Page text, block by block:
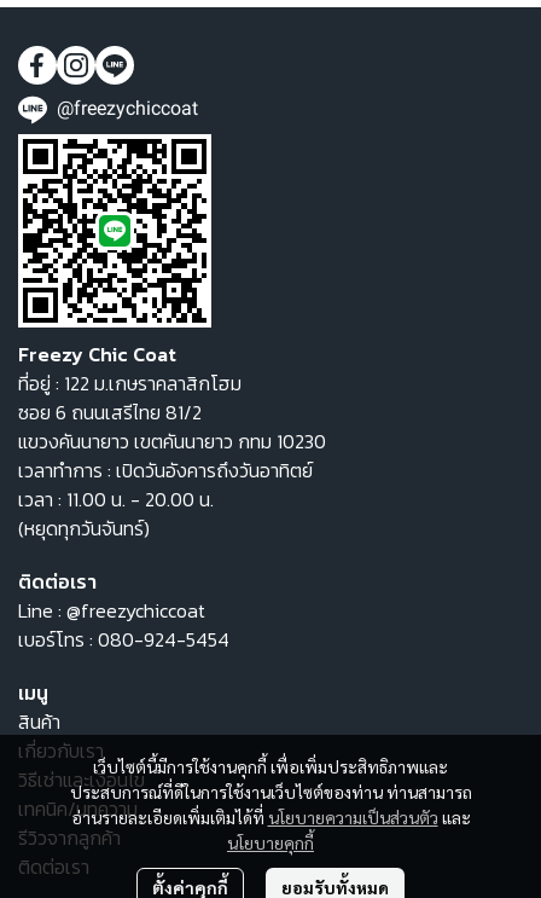
เว็บไซต์นี้มีการใช้งานคุกกี้ เพื่อเพิ่มประสิทธิภาพและ
ประสบการณ์ที่ดีในการใช้งานเว็บไซต์ของท่าน ท่านสามารถ
อ่านรายละเอียดเพิ่มเติมได้ที่ นโยบายความเป็นส่วนตัว และ
นโยบายคุกกี้
ตั้งค่าคุกกี้ ยอมรับทั้งหมด
@freezychiccoat
Freezy Chic Coat
ที่อยู่ : 122 ม.เกษราคลาสิกโฮม
ซอย 6 ถนนเสรีไทย 81/2
แขวงคันนายาว เขตคันนายาว กทม 10230
เวลาทำการ : เปิดวันอังคารถึงวันอาทิตย์
เวลา : 11.00 น. - 20.00 น.
(หยุดทุกวันจันทร์)
ติดต่อเรา
Line : @freezychiccoat
เบอร์โทร : 080-924-5454
เมนู
สินค้า
เกี่ยวกับเรา
วิธีเช่าและเงื่อนไข
เทคนิค/บทความ
รีวิวจากลูกค้า
ติดต่อเรา